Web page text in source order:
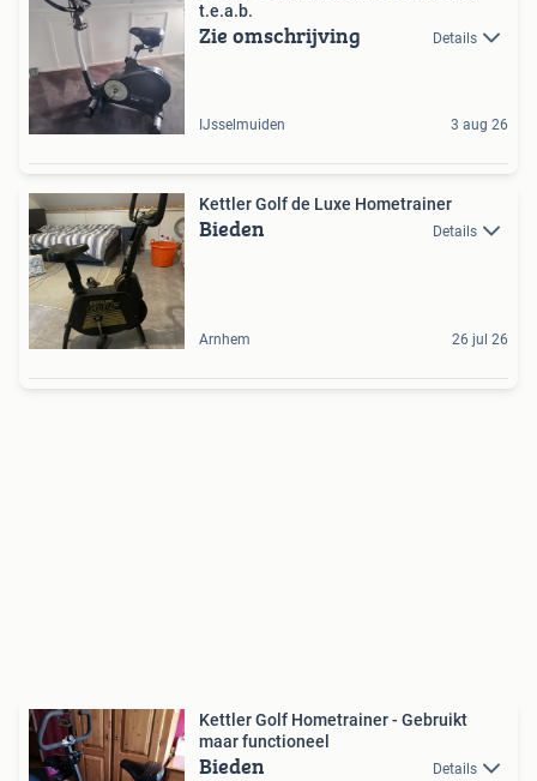
t.e.a.b.
Zie omschrijving Details
IJsselmuiden 3 aug 26
Kettler Golf de Luxe Hometrainer
Bieden Details
Arnhem 26 jul 26
Kettler Golf Hometrainer - Gebruikt
maar functioneel
Bieden Details